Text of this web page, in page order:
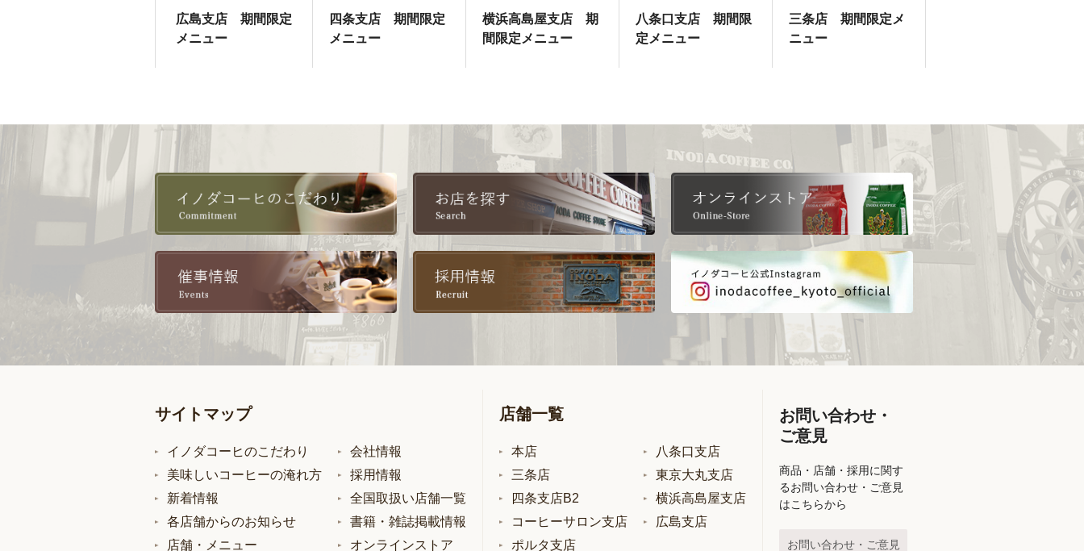
広島支店 期間限定
メニュー
四条支店 期間限定
メニュー
横浜高島屋支店 期
間限定メニュー
八条口支店 期間限
定メニュー
三条店 期間限定メ
ニュー
サイトマップ
イノダコーヒのこだわり
美味しいコーヒーの淹れ方
新着情報
各店舗からのお知らせ
店舗・メニュー
会社情報
採用情報
全国取扱い店舗一覧
書籍・雑誌掲載情報
オンラインストア
店舗一覧
本店
三条店
四条支店B2
コーヒーサロン支店
ポルタ支店
八条口支店
東京大丸支店
横浜高島屋支店
広島支店
お問い合わせ・
ご意見
商品・店舗・採用に関す
るお問い合わせ・ご意見
はこちらから
お問い合わせ・ご意見